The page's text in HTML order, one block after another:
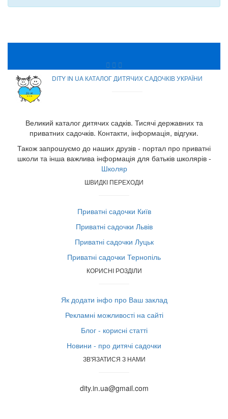
DITY IN UA КАТАЛОГ ДИТЯЧИХ САДОЧКІВ УКРАЇНИ
Великий каталог дитячих садків. Тисячі державних та
приватних садочків. Контакти, інформація, відгуки.
Також запрошуємо до наших друзів - портал про приватні
школи та інша важлива інформація для батьків школярів -
Школяр
ШВИДКІ ПЕРЕХОДИ
Приватні садочки Київ
Приватні садочки Львів
Приватні садочки Луцьк
Приватні садочки Тернопіль
КОРИСНІ РОЗДІЛИ
Як додати інфо про Ваш заклад
Рекламні можливості на сайті
Блог - корисні статті
Новини - про дитячі садочки
ЗВ'ЯЗАТИСЯ З НАМИ
dity.in.ua@gmail.com